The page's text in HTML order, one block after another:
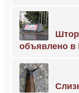
объявлено в